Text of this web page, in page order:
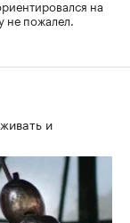
на
не пожалел.
и